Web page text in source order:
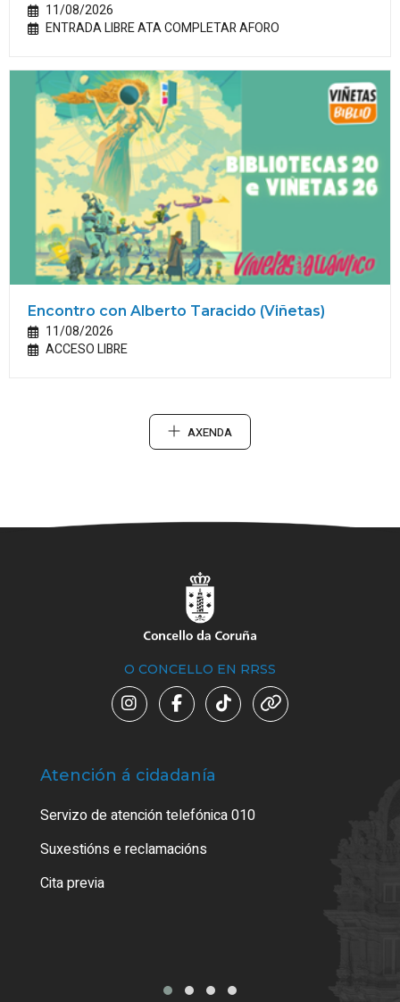
11/08/2026
ENTRADA LIBRE ATA COMPLETAR AFORO
Encontro con Alberto Taracido (Viñetas)
11/08/2026
ACCESO LIBRE
AXENDA
O CONCELLO EN RRSS
Atención á cidadanía
Servizo de atención telefónica 010
Suxestións e reclamacións
Cita previa